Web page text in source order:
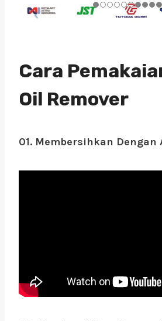
Cara
Oil Remover
01. Membersihkan